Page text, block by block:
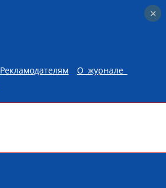
Рекламодателям
О журнале
×
×